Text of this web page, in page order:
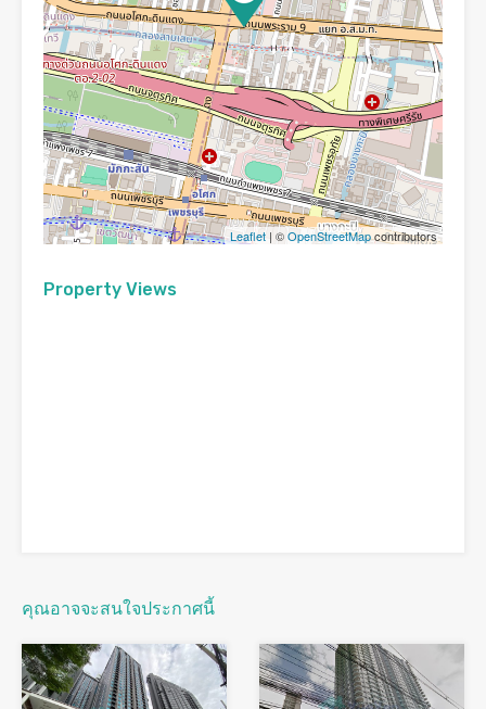
Leaflet | ©OpenStreetMapcontributors
Property Views
คุณอาจจะสนใจประกาศนี้